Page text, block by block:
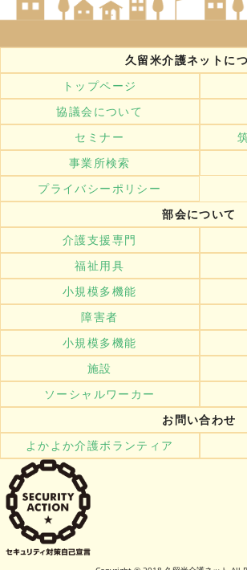
久留米介護ネットに
トップページ
協議会について
セミナー
事業所検索
プライバシーポリシー
部会について
介護支援専門
福祉用具
小規模多機能
障害者
小規模多機能
施設
ソーシャルワーカー
お問い合わせ
よかよか介護ボランティア